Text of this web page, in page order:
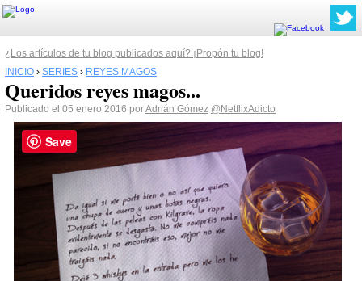
¿Los artículos de tu blog publicados aquí? ¡Propón tu blog!
INICIO › SERIES › REYES MAGOS
Queridos reyes magos...
Publicado el 05 enero 2016 porAdrián Gómez @NetflixAdicto
Save